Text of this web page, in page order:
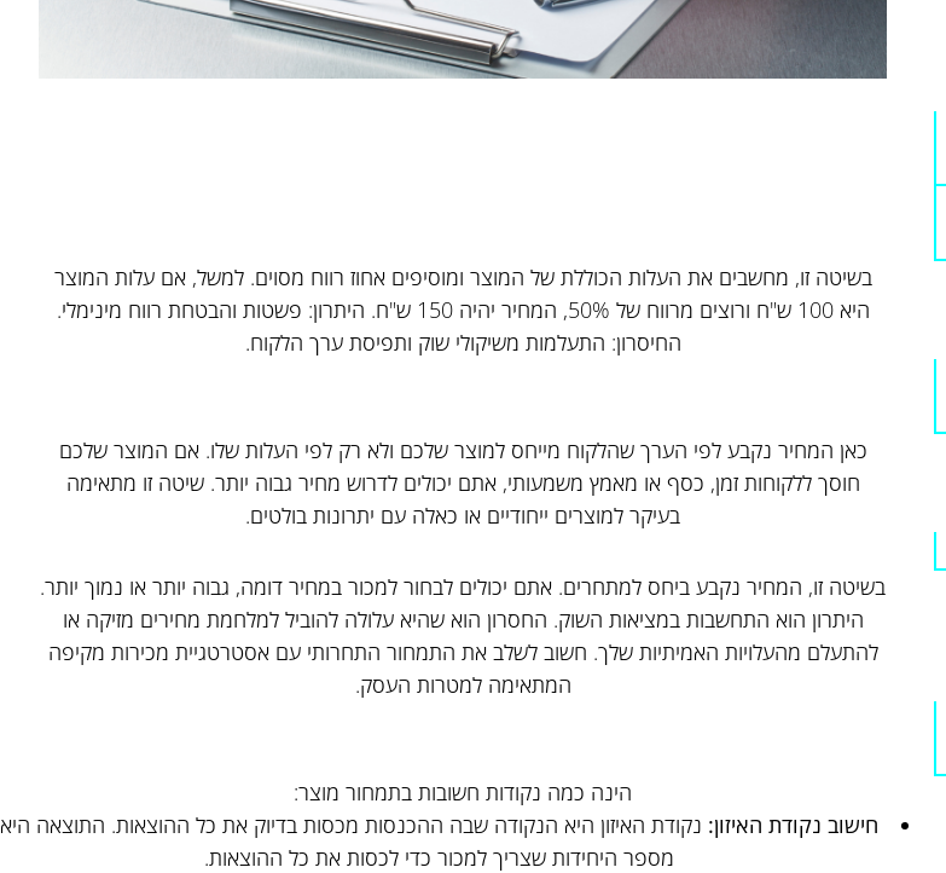
בשיטה זו, מחשבים את העלות הכוללת של המוצר ומוסיפים אחוז רווח מסוים. למשל, אם עלות המוצר
היא 100 ש"ח ורוצים מרווח של 50%, המחיר יהיה 150 ש"ח. היתרון: פשטות והבטחת רווח מינימלי.
החיסרון: התעלמות משיקולי שוק ותפיסת ערך הלקוח.
כאן המחיר נקבע לפי הערך שהלקוח מייחס למוצר שלכם ולא רק לפי העלות שלו. אם המוצר שלכם
חוסך ללקוחות זמן, כסף או מאמץ משמעותי, אתם יכולים לדרוש מחיר גבוה יותר. שיטה זו מתאימה
בעיקר למוצרים ייחודיים או כאלה עם יתרונות בולטים.
בשיטה זו, המחיר נקבע ביחס למתחרים. אתם יכולים לבחור למכור במחיר דומה, גבוה יותר או נמוך יותר.
היתרון הוא התחשבות במציאות השוק. החסרון הוא שהיא עלולה להוביל למלחמת מחירים מזיקה או
להתעלם מהעלויות האמיתיות שלך. חשוב לשלב את התמחור התחרותי עם אסטרטגיית מכירות מקיפה
המתאימה למטרות העסק.
הינה כמה נקודות חשובות בתמחור מוצר:
חישוב נקודת האיזון: נקודת האיזון היא הנקודה שבה ההכנסות מכסות בדיוק את כל ההוצאות. התוצאה היא
מספר היחידות שצריך למכור כדי לכסות את כל ההוצאות.